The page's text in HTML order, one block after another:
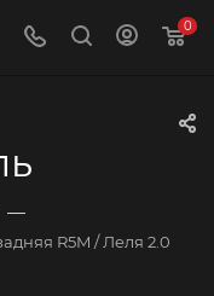
0
—
R5M / Леля 2.0